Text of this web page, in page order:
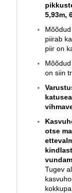
5,93m,
piirab
piir on
on siin
otse
Tugev